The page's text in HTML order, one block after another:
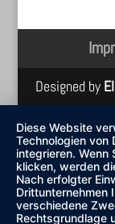
Designed by
Diese Website
Technologien von
integrieren. Wenn
klicken, werden
Nach erfolgter
Drittunternehmen
verschiedene
Rechtsgrundlage